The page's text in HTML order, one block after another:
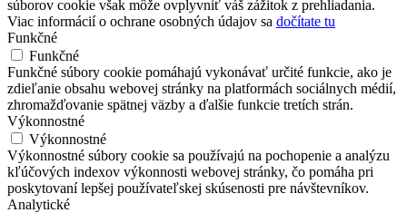
súborov cookie však môže ovplyvniť váš zážitok z prehliadania.
Viac informácií o ochrane osobných údajov sa dočítate tu
Funkčné
Funkčné
Funkčné súbory cookie pomáhajú vykonávať určité funkcie, ako je
zdieľanie obsahu webovej stránky na platformách sociálnych médií,
zhromažďovanie spätnej väzby a ďalšie funkcie tretích strán.
Výkonnostné
Výkonnostné
Výkonnostné súbory cookie sa používajú na pochopenie a analýzu
kľúčových indexov výkonnosti webovej stránky, čo pomáha pri
poskytovaní lepšej používateľskej skúsenosti pre návštevníkov.
Analytické